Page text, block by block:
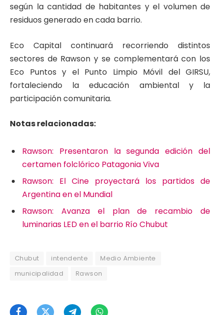
según la cantidad de habitantes y el volumen de
residuos generado en cada barrio.
Eco Capital continuará recorriendo distintos
sectores de Rawson y se complementará con los
Eco Puntos y el Punto Limpio Móvil del GIRSU,
fortaleciendo la educación ambiental y la
participación comunitaria.
Notas relacionadas:
Rawson: Presentaron la segunda edición del
certamen folclórico Patagonia Viva
Rawson: El Cine proyectará los partidos de
Argentina en el Mundial
Rawson: Avanza el plan de recambio de
luminarias LED en el barrio Río Chubut
Chubut intendente
Medio Ambiente
municipalidad
Rawson